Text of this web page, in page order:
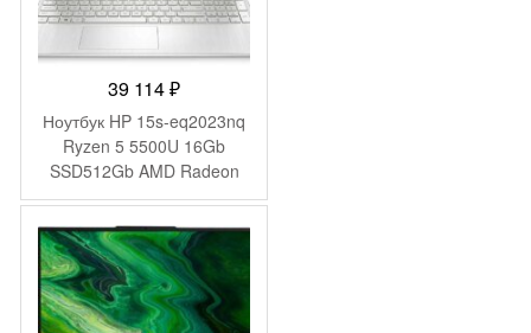
39 114₽
Ноутбук HP 15s-eq2023nq
Ryzen 5 5500U 16Gb
SSD512Gb AMD Radeon
Graphics 15.6″ IPS FHD
(1920×1080) FreeDOS
silver WiFi BT Cam
(4Q6E6EA)